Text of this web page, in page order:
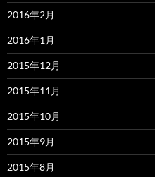
2016年2月
2016年1月
2015年12月
2015年11月
2015年10月
2015年9月
2015年8月